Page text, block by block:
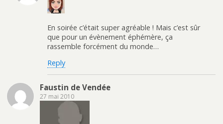
En soirée c’était super agréable ! Mais c’est sûr
que pour un évènement éphémère, ça
rassemble forcément du monde…
Reply
Faustin de Vendée
27 mai 2010